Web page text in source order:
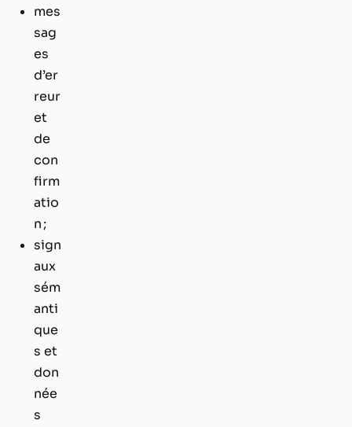
mes
sag
es
d’er
reur
et
de
con
firm
atio
n ;
sign
aux
sém
anti
que
s et
don
née
s